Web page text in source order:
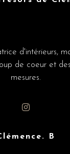
d'intérieurs,
de coeur et
mesures.
B